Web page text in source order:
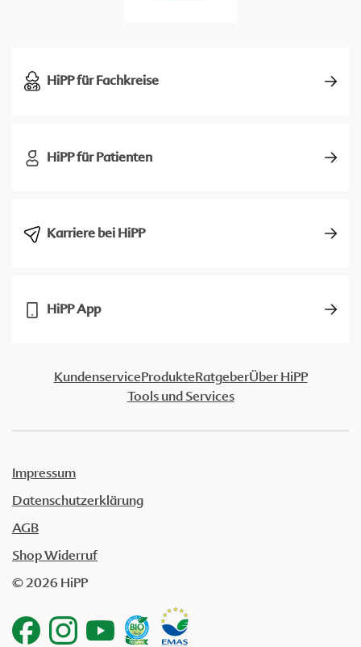
HiPP für Fachkreise
HiPP für Patienten
Karriere bei HiPP
HiPP App
KundenserviceProdukteRatgeberÜber HiPP
Tools und Services
Impressum
Datenschutzerklärung
AGB
Shop Widerruf
© 2026 HiPP